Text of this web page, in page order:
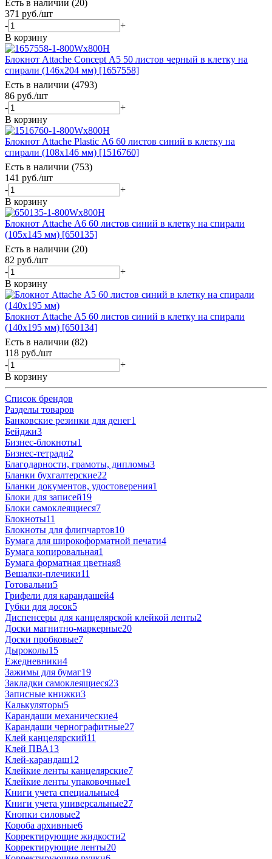
Есть в наличии (20)
371 руб./шт
-
+
В корзину
Блокнот Attache Concept А5 50 листов черный в клетку на
спирали (146x204 мм) [1657558]
Есть в наличии (4793)
86 руб./шт
-
+
В корзину
Блокнот Attache Plastic А6 60 листов синий в клетку на
спирали (108x146 мм) [1516760]
Есть в наличии (753)
141 руб./шт
-
+
В корзину
Блокнот Attache А6 60 листов синий в клетку на спирали
(105x145 мм) [650135]
Есть в наличии (20)
82 руб./шт
-
+
В корзину
Блокнот Attache А5 60 листов синий в клетку на спирали
(140x195 мм) [650134]
Есть в наличии (82)
118 руб./шт
-
+
В корзину
Список брендов
Разделы товаров
Банковские резинки для денег1
Бейджи3
Бизнес-блокноты1
Бизнес-тетради2
Благодарности, грамоты, дипломы3
Бланки бухгалтерские22
Бланки документов, удостоверения1
Блоки для записей19
Блоки самоклеящиеся7
Блокноты11
Блокноты для флипчартов10
Бумага для широкоформатной печати4
Бумага копировальная1
Бумага форматная цветная8
Вешалки-плечики11
Готовальни5
Грифели для карандашей4
Губки для досок5
Диспенсеры для канцелярской клейкой ленты2
Доски магнитно-маркерные20
Доски пробковые7
Дыроколы15
Ежедневники4
Зажимы для бумаг19
Закладки самоклеящиеся23
Записные книжки3
Калькуляторы5
Карандаши механические4
Карандаши чернографитные27
Клей канцелярский11
Клей ПВА13
Клей-карандаш12
Клейкие ленты канцелярские7
Клейкие ленты упаковочные1
Книги учета специальные4
Книги учета универсальные27
Кнопки силовые2
Короба архивные6
Корректирующие жидкости2
Корректирующие ленты20